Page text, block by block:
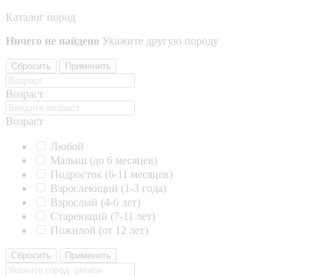
Каталог пород
Ничего не найдено Укажите другую породу
Сбросить Применить
Возраст
Возраст
Любой
Малыш (до 6 месяцев)
Подросток (6-11 месяцев)
Взрослеющий (1-3 года)
Взрослый (4-6 лет)
Стареющий (7-11 лет)
Пожилой (от 12 лет)
Сбросить Применить